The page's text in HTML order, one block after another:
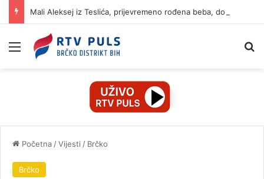
Izbornik
Početna /Vijesti / Brčko
Brčko